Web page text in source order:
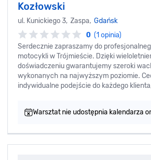
Kozłowski
ul. Kunickiego 3, Zaspa, Gdańsk
0 (1 opinia)
Serdecznie zapraszamy do
motocykli w Trójmieście. Dzięki
doświadczeniu gwarantujemy szeroki
wykonanych na najwyższym poziomie.
indywidualne podejście do każdego
Warsztat nie udostępnia kalendarza